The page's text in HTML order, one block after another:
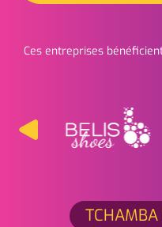
Ces entreprises
TCHAMBA